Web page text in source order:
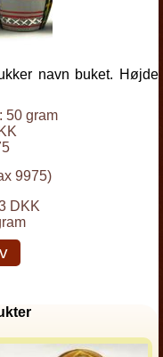
navn buket. Højde
50 gram
9975)
DKK